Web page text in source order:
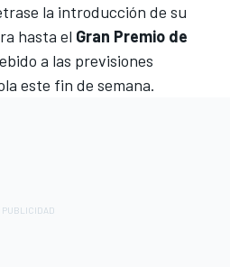
la introducción de su
hasta el Gran Premio de
a las previsiones
este fin de semana.